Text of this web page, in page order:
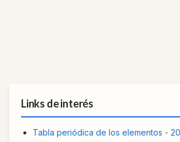
Links de interés
Tabla periódica de los elementos -